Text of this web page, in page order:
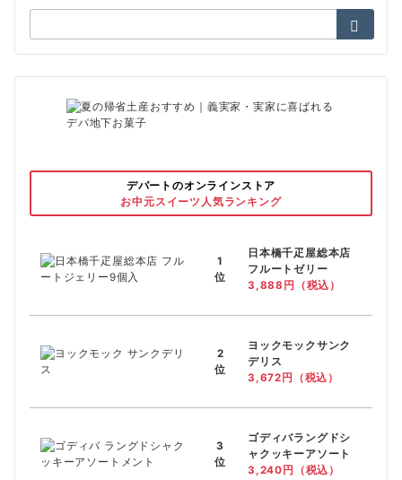
索：
デパートのオンラインストア
お中元スイーツ人気ランキング
1
位
日本橋千疋屋総本店
フルートゼリー
3,888円（税込）
2
位
ヨックモックサンク
デリス
3,672円（税込）
3
位
ゴディバラングドシ
ャクッキーアソート
3,240円（税込）